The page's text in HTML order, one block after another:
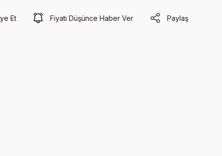
Et Fiyatı Düşünce Haber Ver Paylaş